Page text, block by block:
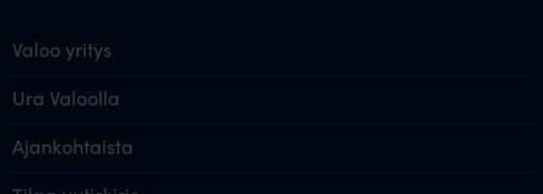
Valoo yritys
Ura Valoolla
Ajankohtaista